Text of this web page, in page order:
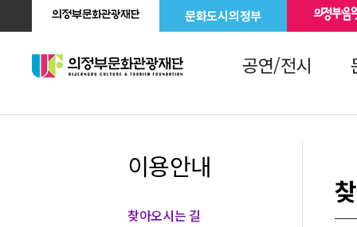
문화도시의정부
공연/전시
이용안내
찾아오시는 길